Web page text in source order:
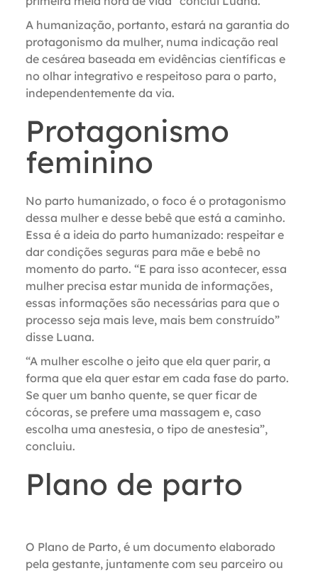
A humanização, portanto, estará na garantia do
protagonismo da mulher, numa indicação real
de cesárea baseada em evidências científicas e
no olhar integrativo e respeitoso para o parto,
independentemente da via.
Protagonismo
feminino
No parto humanizado, o foco é o protagonismo
dessa mulher e desse bebê que está a caminho.
Essa é a ideia do parto humanizado: respeitar e
dar condições seguras para mãe e bebê no
momento do parto. “E para isso acontecer, essa
mulher precisa estar munida de informações,
essas informações são necessárias para que o
processo seja mais leve, mais bem construído”
disse Luana.
“A mulher escolhe o jeito que ela quer parir, a
forma que ela quer estar em cada fase do parto.
Se quer um banho quente, se quer ficar de
cócoras, se prefere uma massagem e, caso
escolha uma anestesia, o tipo de anestesia”,
concluiu.
Plano de parto
O Plano de Parto, é um documento elaborado
pela gestante, juntamente com seu parceiro ou